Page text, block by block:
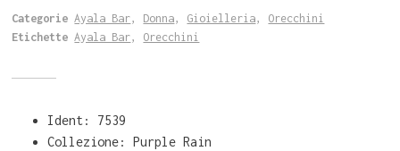
Categorie Ayala Bar, Donna, Gioielleria, Orecchini
Etichette Ayala Bar, Orecchini
Ident: 7539
Collezione: Purple Rain